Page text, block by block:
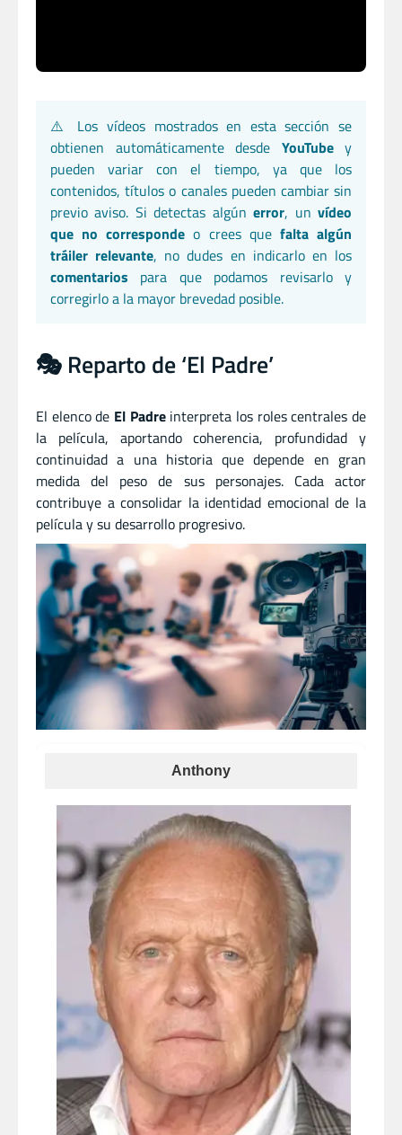
⚠️ Los vídeos mostrados en esta sección se
obtienen automáticamente desde YouTubey
pueden variar con el tiempo, ya que los
contenidos, títulos o canales pueden cambiar sin
previo aviso. Si detectas algúnerror, unvídeo
que no corresponde o crees que falta algún
tráiler relevante, no dudes en indicarlo en los
comentarios para que podamos revisarlo y
corregirlo a la mayor brevedad posible.
🎭 Reparto de ‘El Padre’
El elenco de El Padreinterpreta los roles centrales de
la película, aportando coherencia, profundidad y
continuidad a una historia que depende en gran
medida del peso de sus personajes. Cada actor
contribuye a consolidar la identidad emocional de la
película y su desarrollo progresivo.
Anthony